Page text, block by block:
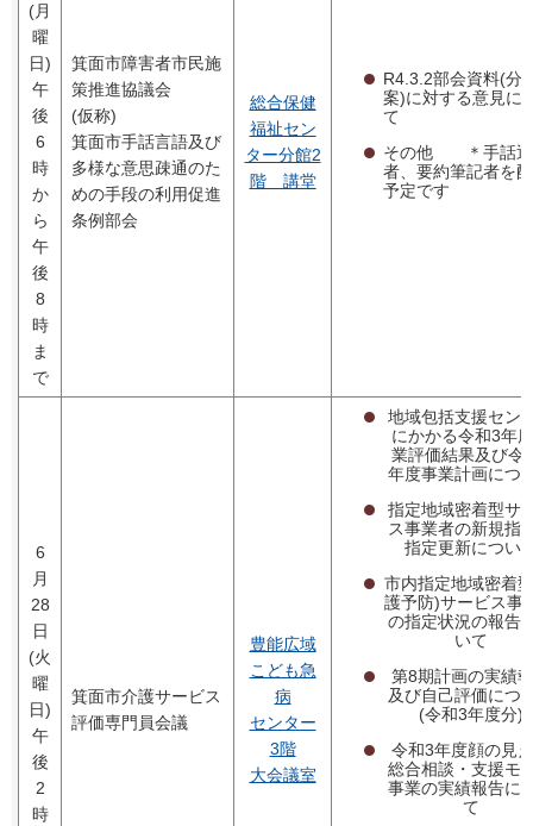
(月
曜
日)
午
後
6
時
か
ら
午
後
8
時
ま
で
箕面市障害者市民施
策推進協議会
(仮称)
箕面市手話言語及び
多様な意思疎通のた
めの手段の利用促進
条例部会
総合保健
福祉セン
ター分館2
階 講堂
R4.3.2部会資料(分
案)に対する意見に
て
その他 ＊手話通
者、要約筆記者を
予定です
6
月
28
日
(火
曜
日)
午
後
2
時
箕面市介護サービス
評価専門員会議
豊能広域
こども急
病
センター
3階
大会議室
地域包括支援セン
にかかる令和3年
業評価結果及び令
年度事業計画につ
指定地域密着型サ
ス事業者の新規指
指定更新につい
市内指定地域密着
護予防)サービス事
の指定状況の報告
いて
第8期計画の実績
及び自己評価につ
(令和3年度分)
令和3年度顔の見
総合相談・支援モ
事業の実績報告に
て